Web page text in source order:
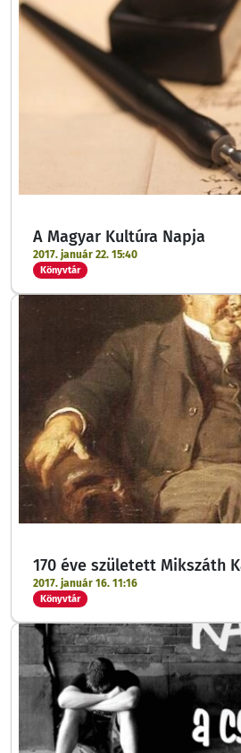
A Magyar Kultúra Napja
2017. január 22. 15:40
Könyvtár
170 éve született Mikszáth
2017. január 16. 11:16
Könyvtár